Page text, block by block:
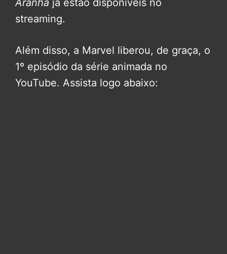
Aranha já estão disponíveis no
streaming.
Além disso, a Marvel liberou, de graça, o
1º episódio da série animada no
YouTube. Assista logo abaixo: